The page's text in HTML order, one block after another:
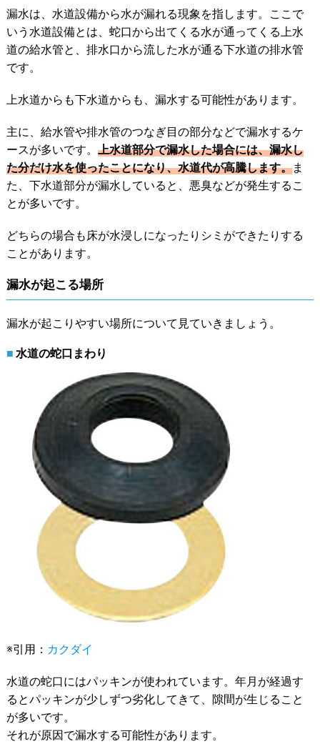
漏水は、水道設備から水が漏れる現象を指します。ここで
いう水道設備とは、蛇口から出てくる水が通ってくる上水
道の給水管と、排水口から流した水が通る下水道の排水管
です。
上水道からも下水道からも、漏水する可能性があります。
主に、給水管や排水管のつなぎ目の部分などで漏水するケ
ースが多いです。 上水道部分で漏水した場合には、漏水し
た分だけ水を使ったことになり、水道代が高騰します。ま
た、下水道部分が漏水していると、悪臭などが発生するこ
とが多いです。
どちらの場合も床が水浸しになったりシミができたりする
ことがあります。
漏水が起こる場所
漏水が起こりやすい場所について見ていきましょう。
水道の蛇口まわり
※引用： カクダイ
水道の蛇口にはパッキンが使われています。年月が経過す
るとパッキンが少しずつ劣化してきて、隙間が生じること
が多いです。
それが原因で漏水する可能性があります。